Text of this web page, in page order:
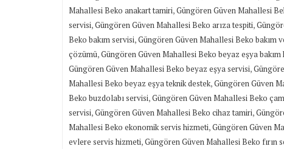
Mahallesi Beko anakart tamiri,Güngören Güven Mahallesi
servisi,Güngören Güven Mahallesi Beko arıza tespiti,
Beko bakım servisi,Güngören Güven Mahallesi Beko bakım
çözümü,Güngören Güven Mahallesi Beko beyaz eşya bakım
Güngören Güven Mahallesi Beko beyaz eşya servisi,
Mahallesi Beko beyaz eşya teknik destek,Güngören Güven
Beko buzdolabı servisi,Güngören Güven Mahallesi Beko
servisi,Güngören Güven Mahallesi Beko cihaz tamiri,
Mahallesi Beko ekonomik servis hizmeti,Güngören Güven
evlere servis hizmeti,Güngören Güven Mahallesi Beko fırın